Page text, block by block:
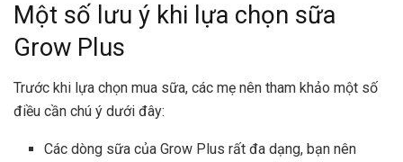
Một số lưu ý khi lựa chọn sữa
Grow Plus
Trước khi lựa chọn mua sữa, các mẹ nên tham khảo một số
điều cần chú ý dưới đây:
Các dòng sữa củaGrow Plus rất đa dạng, bạn nên